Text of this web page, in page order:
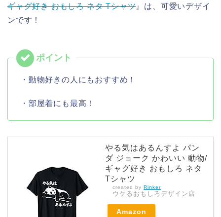
ギャグ好き おもしろ ネタ Tシャツ』は、可愛いデザイ
ンです！
・動物好きの人にもおすすめ！
・部屋着にも最高！
やる気はあるんすよ パン
ダ ジョーク かわいい 動物/
ギャグ好き おもしろ ネタ
Tシャツ
created by Rinker
ウケるおもしろデザイン店
Amazon